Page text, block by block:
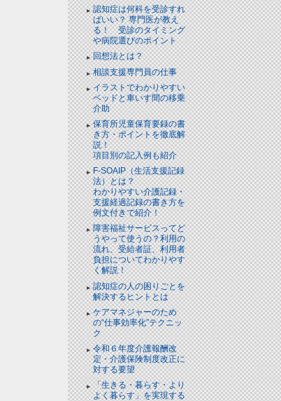
認知症は何科を受診すれ
ばいい？ 専門医が教え
る！ 受診のタイミング
や病院選びのポイント
回想法とは？
相談支援専門員の仕事
イラストでわかりやすい
ベッドと⾞いす間の移乗
介助
保育所児童保育要録の書
き方・ポイントを徹底解
説！
項目別の記入例も紹介
F-SOAIP（生活支援記録
法）とは？
わかりやすい介護記録・
支援経過記録の書き方を
例文付きで紹介！
障害福祉サービスってど
うやって使うの？利用の
流れ、受給者証、利用者
負担についてわかりやす
く解説！
認知症の人の困りごとを
解決するヒントとは
ケアマネジャーのため
の“仕事効率化”テクニッ
ク
令和６年度介護報酬改
定・介護保険制度改正に
対する要望
「生きる・暮らす・より
よく暮らす」を実現する